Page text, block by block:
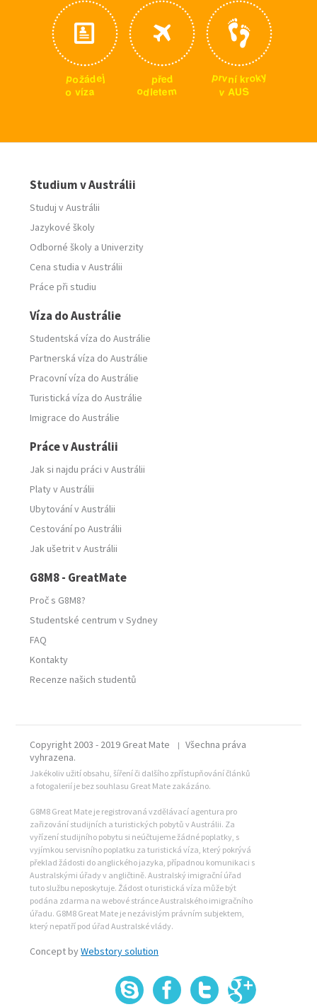
požádej
o víza
před
odletem
prvníkroky
v AUS
Studium v Austrálii
Studuj v Austrálii
Jazykové školy
Odborné školy aUniverzity
Cena studia v Austrálii
Práce při studiu
Víza do Austrálie
Studentská víza do Austrálie
Partnerská víza do Austrálie
Pracovní víza do Austrálie
Turistická víza do Austrálie
Imigrace do Austrálie
Práce v Austrálii
Jak si najdu práci v Austrálii
Platy v Austrálii
Ubytování v Austrálii
Cestování po Austrálii
Jak ušetrit v Austrálii
G8M8 - GreatMate
Proč s G8M8?
Studentské centrum v Sydney
FAQ
Kontakty
Recenze našich studentů
Copyright 2003 - 2019 Great Mate |
Všechna práva
vyhrazena.
Jakékoliv užití obsahu, šíření či dalšího zpřístupňování článků
a fotogalerií je bez souhlasu Great Mate zakázáno.
G8M8 Great Mate je registrovaná vzdělávací agentura pro
zařizování studijních a turistických pobytů v Austrálii. Za
vyřízení studijního pobytu si neúčtujeme žádné poplatky, s
vyjímkou servisního poplatku za turistická víza, který pokrývá
překlad žádosti do anglického jazyka, případnou komunikaci s
Australskými úřady v angličtině. Australský imigrační úřad
tuto službu neposkytuje. Žádost o turistická víza může být
podána zdarma na webové stránce Australského imigračního
úřadu. G8M8 Great Mate je nezávislým právním subjektem,
který nepatří pod úřad Australské vlády.
Concept byWebstory solution